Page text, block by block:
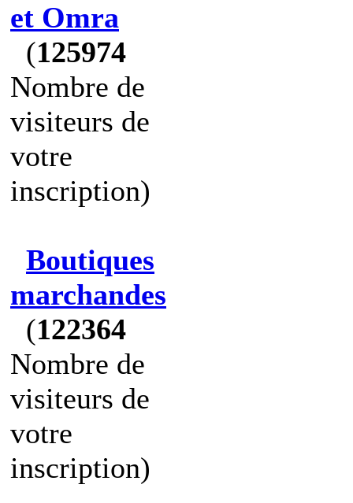
et Omra
(125974
Nombre de
visiteurs de
votre
inscription)
Boutiques
marchandes
(122364
Nombre de
visiteurs de
votre
inscription)